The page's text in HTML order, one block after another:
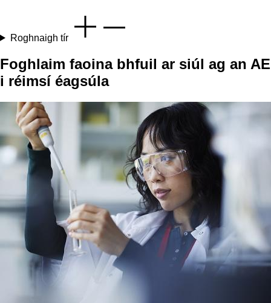
Roghnaigh tír
Foghlaim faoina bhfuil ar siúl ag an AE
i réimsí éagsúla